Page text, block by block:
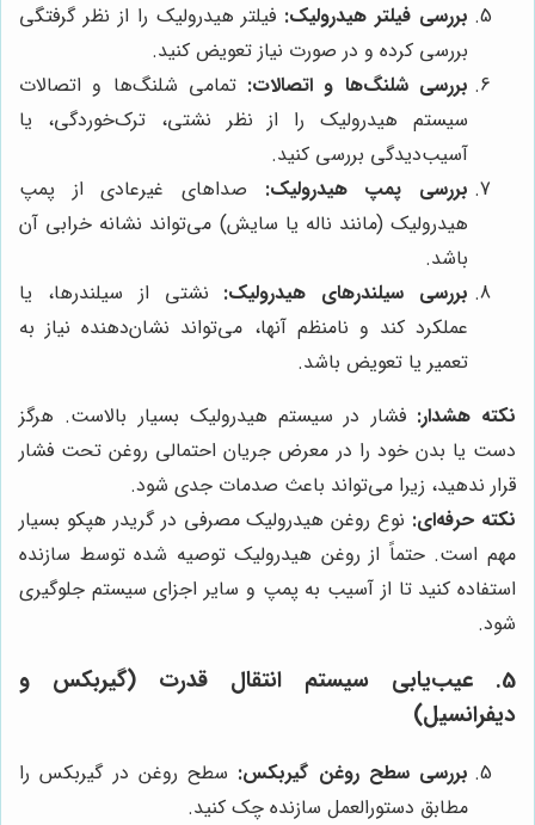
بررسی فیلتر هیدرولیک: فیلتر هیدرولیک را از نظر گرفتگی
بررسی کرده و در صورت نیاز تعویض کنید.
بررسی شلنگ‌ها و اتصالات: تمامی شلنگ‌ها و اتصالات
سیستم هیدرولیک را از نظر نشتی، ترک‌خوردگی، یا
آسیب‌دیدگی بررسی کنید.
بررسی پمپ هیدرولیک:
صداهای غیرعادی از پمپ
هیدرولیک (مانند ناله یا سایش) می‌تواند نشانه خرابی آن
باشد.
بررسی سیلندرهای هیدرولیک: نشتی از سیلندرها، یا
عملکرد کند و نامنظم آنها، می‌تواند نشان‌دهنده نیاز به
تعمیر یا تعویض باشد.
نکته هشدار: فشار در سیستم هیدرولیک بسیار بالاست. هرگز
دست یا بدن خود را در معرض جریان احتمالی روغن تحت فشار
قرار ندهید، زیرا می‌تواند باعث صدمات جدی شود.
نکته حرفه‌ای: نوع روغن هیدرولیک مصرفی در گریدر هپکو بسیار
مهم است. حتماً از روغن هیدرولیک توصیه شده توسط سازنده
استفاده کنید تا از آسیب به پمپ و سایر اجزای سیستم جلوگیری
شود.
5. عیب‌یابی سیستم انتقال قدرت (گیربکس و
دیفرانسیل)
بررسی سطح روغن گیربکس: سطح روغن در گیربکس را
مطابق دستورالعمل سازنده چک کنید.